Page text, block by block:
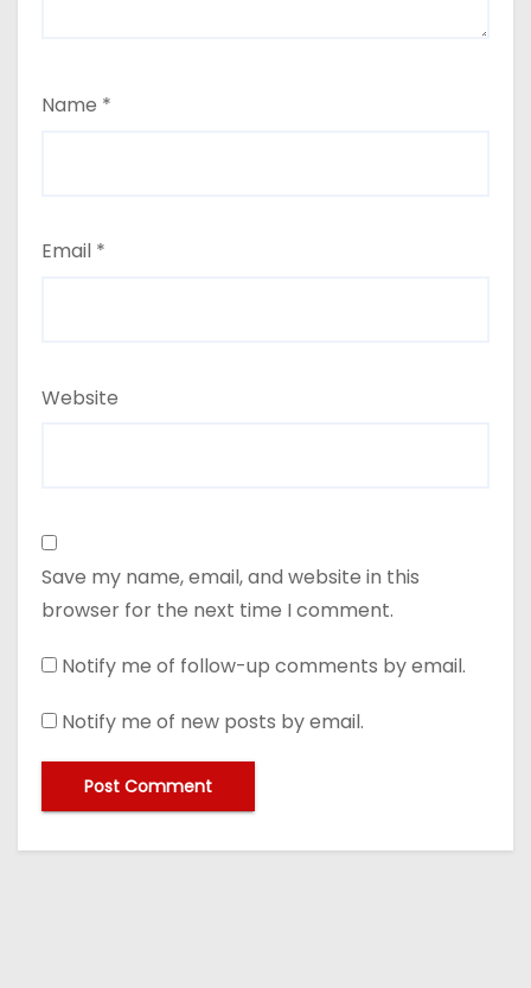
Name *
Email *
Website
Save my name, email, and website in this
browser for the next time I comment.
Notify me of follow-up comments by email.
Notify me of new posts by email.